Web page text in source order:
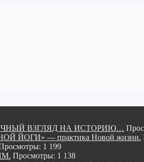
ВЗГЛЯД НА ИСТОРИЮ…
ЙОГИ» — практика Новой жизни.
1 199
Просмотры: 1 138